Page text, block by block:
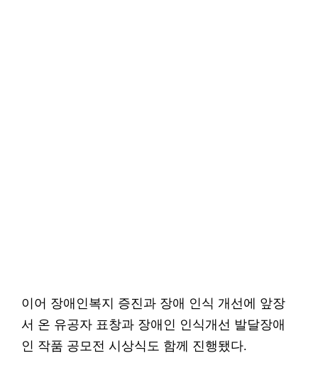
이어 장애인복지 증진과 장애 인식 개선에 앞장
서 온 유공자 표창과 장애인 인식개선 발달장애
인 작품 공모전 시상식도 함께 진행됐다.